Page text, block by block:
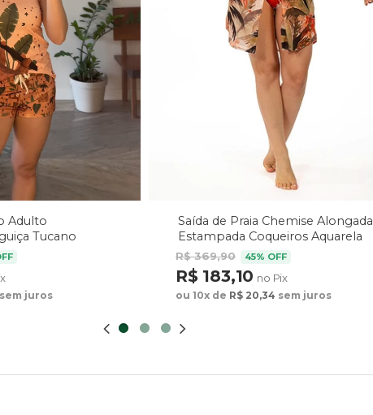
Adulto
Tucano
sem juros
Saída de Praia Chemise Alongada
Estampada Coqueiros Aquarela
R$ 369,90 45% OFF
R$ 183,10 no Pix
ou 10x de R$ 20,34 sem juros